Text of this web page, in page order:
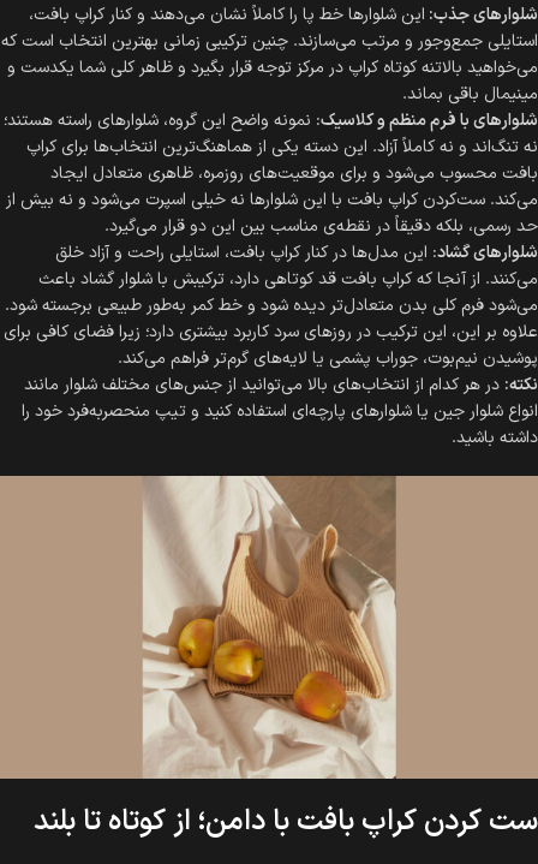
شلوارهای جذب: این شلوارها خط پا را کاملاً نشان می‌دهند و کنار کراپ بافت،
استایلی جمع‌وجور و مرتب می‌سازند. چنین ترکیبی زمانی بهترین انتخاب است که
می‌خواهید بالاتنه کوتاه کراپ در مرکز توجه قرار بگیرد و ظاهر کلی شما یکدست و
مینیمال باقی بماند.
شلوارهای با فرم منظم و کلاسیک: نمونه واضح این گروه، شلوارهای راسته هستند؛
نه تنگ‌اند و نه کاملاً آزاد. این دسته یکی از هماهنگ‌ترین انتخاب‌ها برای کراپ
بافت محسوب می‌شود و برای موقعیت‌های روزمره، ظاهری متعادل ایجاد
می‌کند. ست‌کردن کراپ بافت با این شلوارها نه خیلی اسپرت می‌شود و نه بیش از
حد رسمی، بلکه دقیقاً در نقطه‌ی مناسب بین این دو قرار می‌گیرد.
شلوارهای گشاد: این مدل‌ها در کنار کراپ بافت، استایلی راحت و آزاد خلق
می‌کنند. از آنجا که کراپ بافت قد کوتاهی دارد، ترکیبش با شلوار گشاد باعث
می‌شود فرم کلی بدن متعادل‌تر دیده شود و خط کمر به‌طور طبیعی برجسته شود.
علاوه بر این، این ترکیب در روزهای سرد کاربرد بیشتری دارد؛ زیرا فضای کافی برای
پوشیدن نیم‌بوت، جوراب پشمی یا لایه‌های گرم‌تر فراهم می‌کند.
نکته: در هر کدام از انتخاب‌های بالا می‌توانید از جنس‌های مختلف شلوار مانند
انواع شلوار جین یا شلوارهای پارچه‌ای استفاده کنید و تیپ منحصر‌به‌فرد خود را
داشته باشید.
ست کردن کراپ بافت با دامن؛ از کوتاه تا بلند